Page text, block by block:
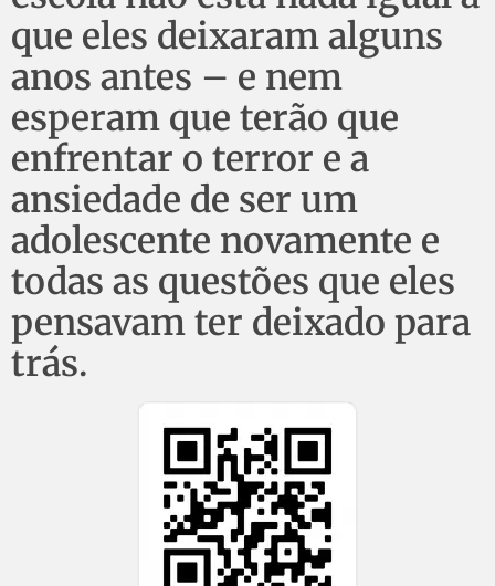
que eles deixaram alguns
anos antes – e nem
esperam que terão que
enfrentar o terror e a
ansiedade de ser um
adolescente novamente e
todas as questões que eles
pensavam ter deixado para
trás.